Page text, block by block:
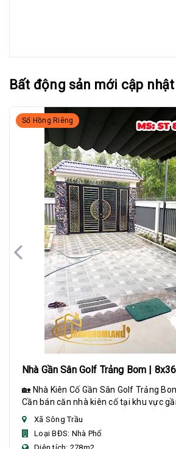
Bất động sản mới cập nhật
Sổ Hồng Riêng
Nhà Gần Sân Golf Trảng Bom |
Lửng
🏡 Nhà Kiên Cố Gần Sân Golf Trảng
Cần bán căn nhà kiên cố tại khu vực
Bom, diện tích rộng, phù hợp gia đình...
Xã Sông Trầu
Loại BĐS: Nhà Phố